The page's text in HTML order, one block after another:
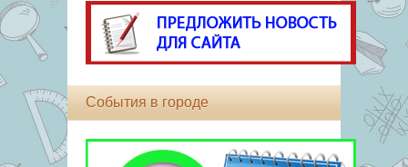
События в городе